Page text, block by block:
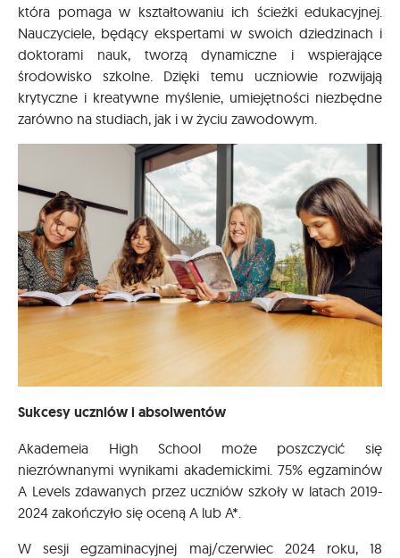
która pomaga w kształtowaniu ich ścieżki edukacyjnej.
Nauczyciele, będący ekspertami w swoich dziedzinach i
doktorami nauk, tworzą dynamiczne i wspierające
środowisko szkolne. Dzięki temu uczniowie rozwijają
krytyczne i kreatywne myślenie, umiejętności niezbędne
zarówno na studiach, jak i w życiu zawodowym.
Sukcesy uczniów i absolwentów
Akademeia High School może poszczycić się
niezrównanymi wynikami akademickimi. 75% egzaminów
A Levels zdawanych przez uczniów szkoły w latach 2019-
2024 zakończyło się oceną A lub A*.
W sesji egzaminacyjnej maj/czerwiec 2024 roku, 18